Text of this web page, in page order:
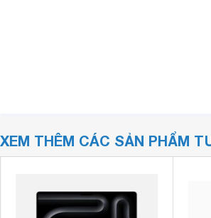
XEM THÊM CÁC SẢN PHẨM